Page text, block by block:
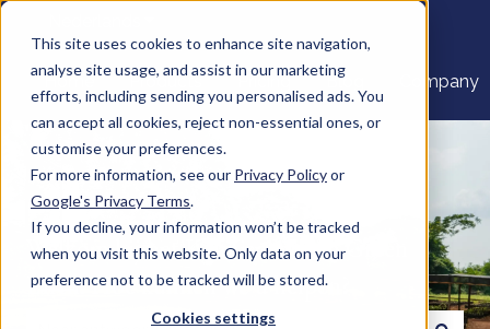
This site uses cookies to enhance site navigation,
analyse site usage, and assist in our marketing
efforts, including sending you personalised ads. You
can accept all cookies, reject non-essential ones, or
customise your preferences.
For more information, see our Privacy Policyor
Google's Privacy Terms.
If you decline, your information won’t be tracked
when you visit this website. Only data on your
preference not to be tracked will be stored.
Cookies settings
Home Products Pricing Blog Company
Welkom bij het Kenniscentrum Green
Earth. Hoe kunnen we u helpen?